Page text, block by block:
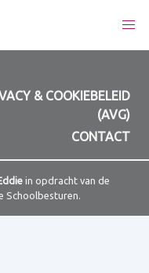
& COOKIEBELEID
(AVG)
CONTACT
in opdracht van de
Schoolbesturen.